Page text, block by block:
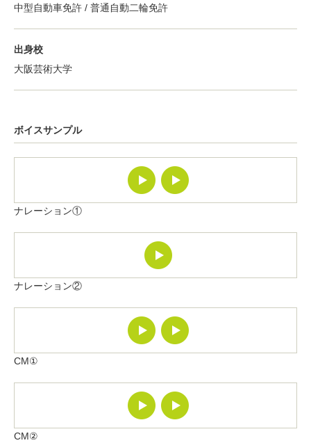
中型自動車免許 / 普通自動二輪免許
出身校
大阪芸術大学
ボイスサンプル
ナレーション①
ナレーション②
CM①
CM②